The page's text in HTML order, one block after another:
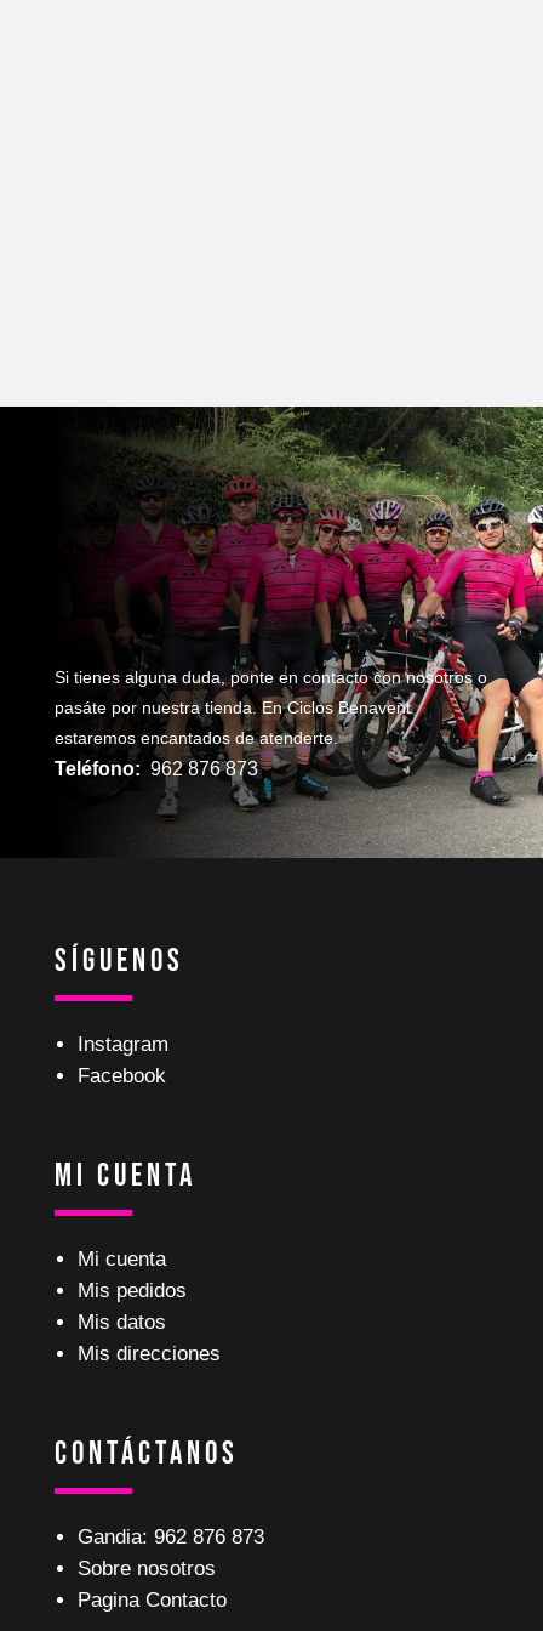
¿NecesitaS reparaR
TU bicicleta?
Si tienes alguna duda, ponte en contacto con nosotros o
pasáte por nuestra tienda. En Ciclos Benavent
estaremos encantados de atenderte.
Teléfono: 962 876 873
Síguenos
Instagram
Facebook
Mi Cuenta
Mi cuenta
Mis pedidos
Mis datos
Mis direcciones
Contáctanos
Gandia: 962 876 873
Sobre nosotros
Pagina Contacto